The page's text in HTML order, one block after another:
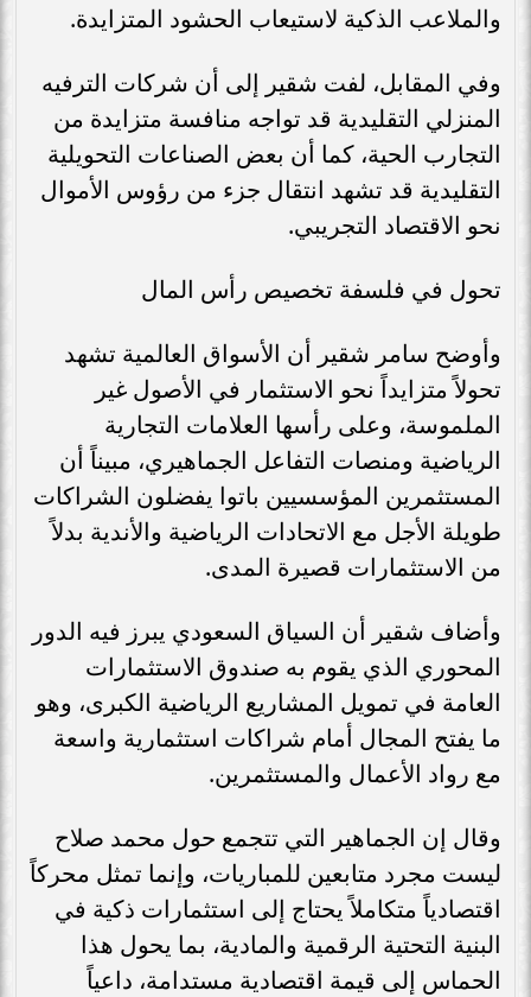
والملاعب الذكية لاستيعاب الحشود المتزايدة.
وفي المقابل، لفت شقير إلى أن شركات الترفيه
المنزلي التقليدية قد تواجه منافسة متزايدة من
التجارب الحية، كما أن بعض الصناعات التحويلية
التقليدية قد تشهد انتقال جزء من رؤوس الأموال
نحو الاقتصاد التجريبي.
تحول في فلسفة تخصيص رأس المال
وأوضح سامر شقير أن الأسواق العالمية تشهد
تحولاً متزايداً نحو الاستثمار في الأصول غير
الملموسة، وعلى رأسها العلامات التجارية
الرياضية ومنصات التفاعل الجماهيري، مبيناً أن
المستثمرين المؤسسيين باتوا يفضلون الشراكات
طويلة الأجل مع الاتحادات الرياضية والأندية بدلاً
من الاستثمارات قصيرة المدى.
وأضاف شقير أن السياق السعودي يبرز فيه الدور
المحوري الذي يقوم به صندوق الاستثمارات
العامة في تمويل المشاريع الرياضية الكبرى، وهو
ما يفتح المجال أمام شراكات استثمارية واسعة
مع رواد الأعمال والمستثمرين.
وقال إن الجماهير التي تتجمع حول محمد صلاح
ليست مجرد متابعين للمباريات، وإنما تمثل محركاً
اقتصادياً متكاملاً يحتاج إلى استثمارات ذكية في
البنية التحتية الرقمية والمادية، بما يحول هذا
الحماس إلى قيمة اقتصادية مستدامة، داعياً